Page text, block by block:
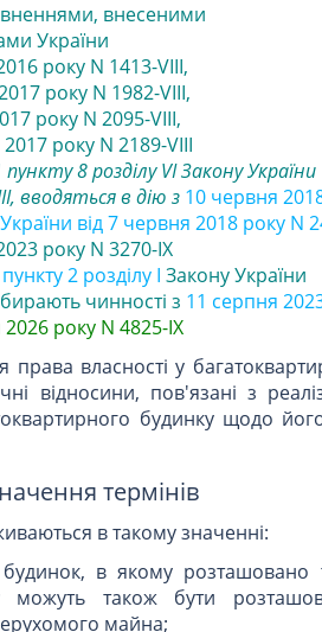
внесеними
України
року N 1413-VIII,
року N 1982-VIII,
року N 2095-VIII,
року N 2189-VIII
8 розділу VI Закону України
вводяться в дію з 10 червня
від 7 червня 2018 року N
року N 3270-IX
2 розділу I Закону України
чинності з 11 серпня
року N 4825-IX
власності у
відносини, пов'язані з
будинку щодо
термінів
в такому значенні:
в якому
можуть також бути
майна;